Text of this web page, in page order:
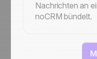
Nachrichten an
noCRM bündelt.